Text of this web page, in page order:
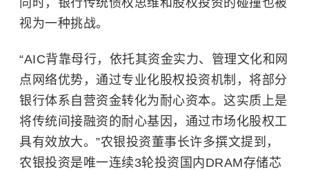
同时，银行传统债权思维和股权投资的碰撞也被
视为一种挑战。
“AIC背靠母行，依托其资金实力、管理文化和网
点网络优势，通过专业化股权投资机制，将部分
银行体系自营资金转化为耐心资本。这实质上是
将传统间接融资的耐心基因，通过市场化股权工
具有效放大。”农银投资董事长许多撰文提到，
农银投资是唯一连续3轮投资国内DRAM存储芯